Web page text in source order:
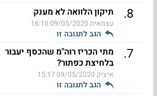
8
. תיקון הלוואה לא מענק
עצמאית09/05/2020 16:10
הגב לתגובה זו
7
.
מתי הכריז רוה"מ שהכסף יעבור
בלחיצת כפתור?
איציק 09/05/2020 15:17
הגב לתגובה זו